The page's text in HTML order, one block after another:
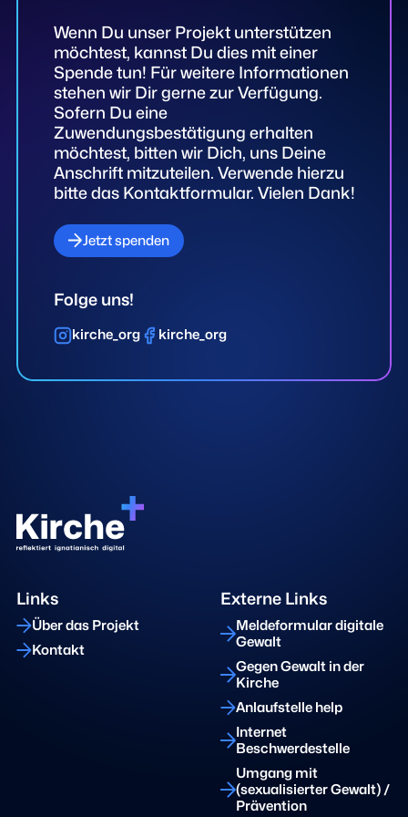
Wenn Du unser Projekt unterstützen
möchtest, kannst Du dies mit einer
Spende tun! Für weitere Informationen
stehen wir Dir gerne zur Verfügung.
Sofern Du eine
Zuwendungsbestätigung erhalten
möchtest, bitten wir Dich, uns Deine
Anschrift mitzuteilen. Verwende hierzu
bitte das Kontaktformular. Vielen Dank!
Jetzt spenden
Folge uns!
kirche_org kirche_org
Links
Über das Projekt
Kontakt
Externe Links
Meldeformular digitale
Gewalt
Gegen Gewalt in der
Kirche
Anlaufstelle help
Internet
Beschwerdestelle
Umgang mit
(sexualisierter Gewalt) /
Prävention